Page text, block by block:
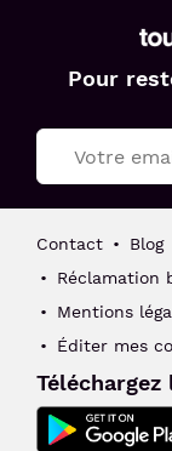
Pour
Contact Blog
Réclamation
Mentions
Éditer mes
Téléchargez